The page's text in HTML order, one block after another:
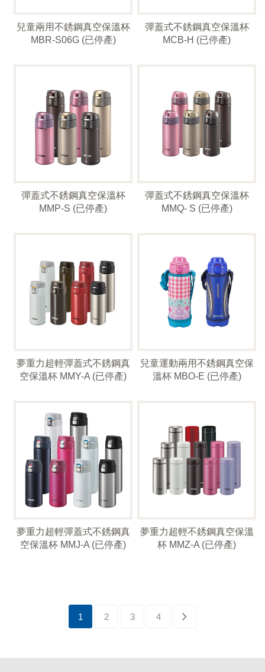
兒童兩用不銹鋼真空保溫杯
MBR-S06G (已停產)
彈蓋式不銹鋼真空保溫杯
MCB-H (已停產)
彈蓋式不銹鋼真空保溫杯
MMP-S (已停產)
彈蓋式不銹鋼真空保溫杯
MMQ- S (已停產)
夢重力超輕彈蓋式不銹鋼真
空保溫杯 MMY-A (已停產)
兒童運動兩用不銹鋼真空保
溫杯 MBO-E (已停產)
夢重力超輕彈蓋式不銹鋼真
空保溫杯 MMJ-A (已停產)
夢重力超輕不銹鋼真空保溫
杯 MMZ-A (已停產)
1 2 3 4